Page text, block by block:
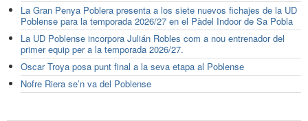
La Gran Penya Poblera presenta a los siete nuevos fichajes de la UD
Poblense para la temporada 2026/27 en el Pàdel Indoor de Sa Pobla
La UD Poblense incorpora Julián Robles com a nou entrenador del
primer equip per a la temporada 2026/27.
Oscar Troya posa punt final a la seva etapa al Poblense
Nofre Riera se’n va del Poblense